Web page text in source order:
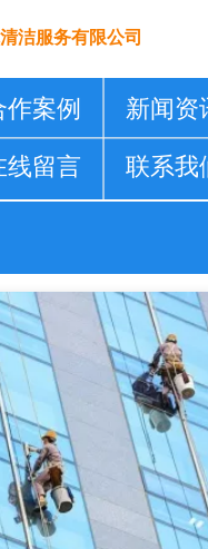
洁服务有限公司
作案例 新闻资
联系我
线留言